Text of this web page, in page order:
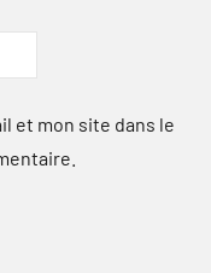
et mon site dans le